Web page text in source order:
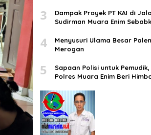
3
Dampak Proyek PT KAI di
Sudirman Muara Enim
4
Menyusuri Ulama Besar
Merogan
5
Sapaan Polisi untuk
Polres Muara Enim Beri